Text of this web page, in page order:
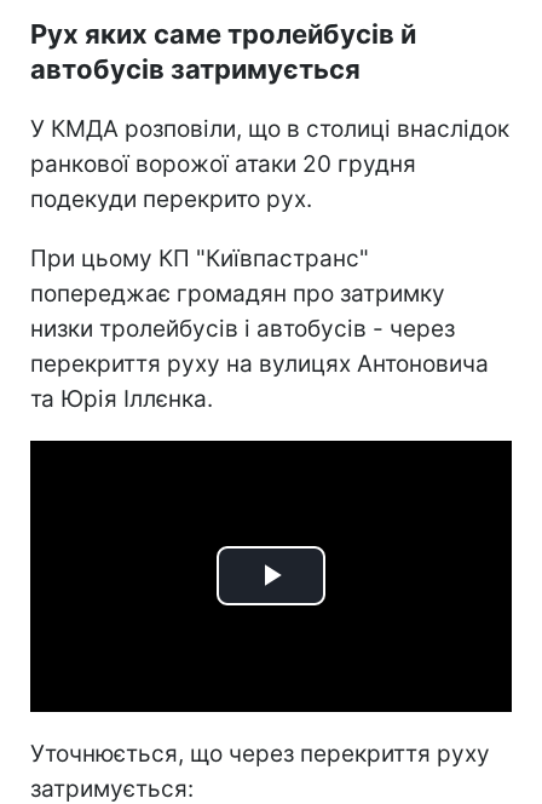
Рух яких саме тролейбусів й
автобусів затримується
У КМДА розповіли, що в столиці внаслідок
ранкової ворожої атаки 20 грудня
подекуди перекрито рух.
При цьому КП "Київпастранс"
попереджає громадян про затримку
низки тролейбусів і автобусів - через
перекриття руху на вулицях Антоновича
та Юрія Іллєнка.
Play
Уточнюється, що через перекриття руху
затримується: